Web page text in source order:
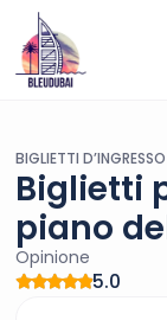
BIGLIETTI D’INGRESSO
Biglietti
piano
Opinione
5.0